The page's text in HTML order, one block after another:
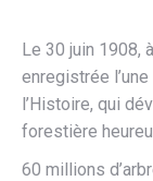
Le 30 juin 1908,
enregistrée
l’Histoire, qui
forestière
60 millions